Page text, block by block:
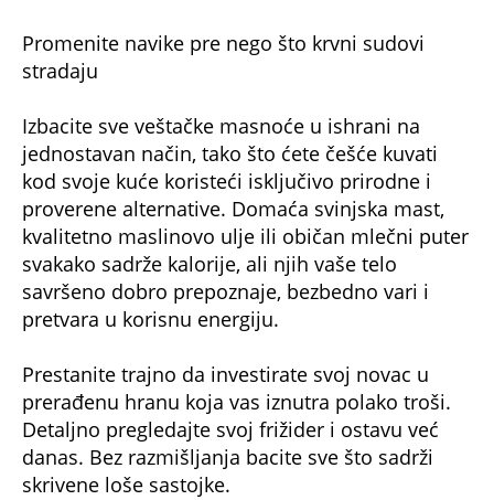
Promenite navike pre nego što krvni sudovi
stradaju
Izbacite sve veštačke masnoće u ishrani na
jednostavan način, tako što ćete češće kuvati
kod svoje kuće koristeći isključivo prirodne i
proverene alternative. Domaća svinjska mast,
kvalitetno maslinovo ulje ili običan mlečni puter
svakako sadrže kalorije, ali njih vaše telo
savršeno dobro prepoznaje, bezbedno vari i
pretvara u korisnu energiju.
Prestanite trajno da investirate svoj novac u
prerađenu hranu koja vas iznutra polako troši.
Detaljno pregledajte svoj frižider i ostavu već
danas. Bez razmišljanja bacite sve što sadrži
skrivene loše sastojke.